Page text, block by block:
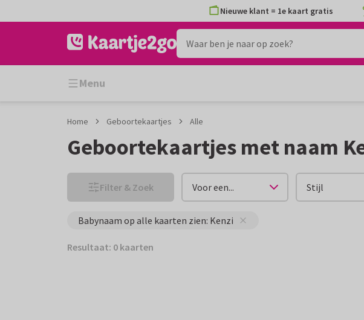
naar
naar
Nieuwe klant = 1e kaart gratis
Menu
Home Geboortekaartjes Alle
Geboortekaartjes met naam
Filter & Zoek Voor een... Stijl
Babynaam op alle kaarten zien: Kenzi
Resultaat: 0 kaarten